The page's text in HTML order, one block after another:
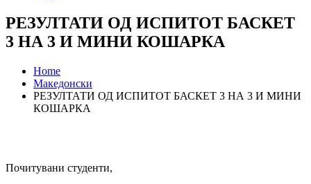
РЕЗУЛТАТИ ОД ИСПИТОТ БАСКЕТ
3 НА 3 И МИНИ КОШАРКА
Home
Македонски
РЕЗУЛТАТИ ОД ИСПИТОТ БАСКЕТ 3 НА 3 И МИНИ
КОШАРКА
Почитувани студенти,